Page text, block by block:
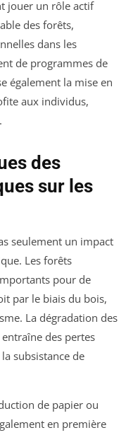
jouer un rôle actif
des forêts,
dans les
de programmes de
également la mise en
aux individus,
des
sur les
seulement un impact
Les forêts
pour de
par le biais du bois,
La dégradation des
des pertes
subsistance de
de papier ou
en première